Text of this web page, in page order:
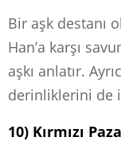
Bir aşk destanı
Han’a karşı
aşkı anlatır.
derinliklerini de
10) Kırmızı